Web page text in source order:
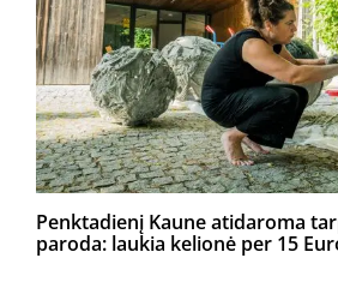
Penktadienį Kaune atidaroma
paroda: laukia kelionė per 15